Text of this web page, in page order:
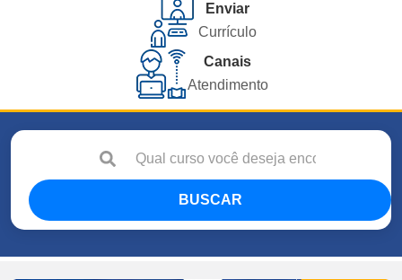
Enviar
Currículo
Canais
Atendimento
BUSCAR